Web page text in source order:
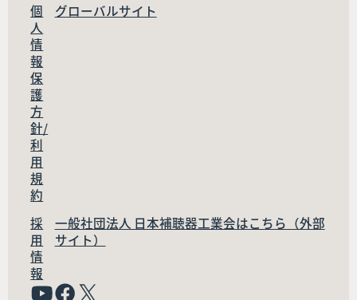
個
人
情
報
保
護
方
針/
利
用
規
約
グローバルサイト
採
用
情
報
一般社団法人 日本補聴器工業会はこちら（外部
サイト）